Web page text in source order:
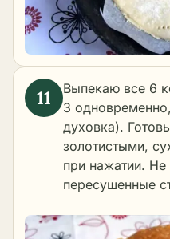
Выпекаю все 6
3
духовка).
золотистыми,
при нажатии. Не
пересушенные